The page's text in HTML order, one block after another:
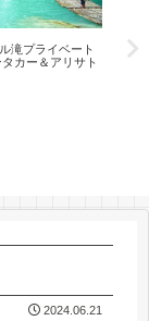
滝プライベート
カー＆アリサト
セ
2024.06.21